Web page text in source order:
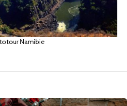
Namibie